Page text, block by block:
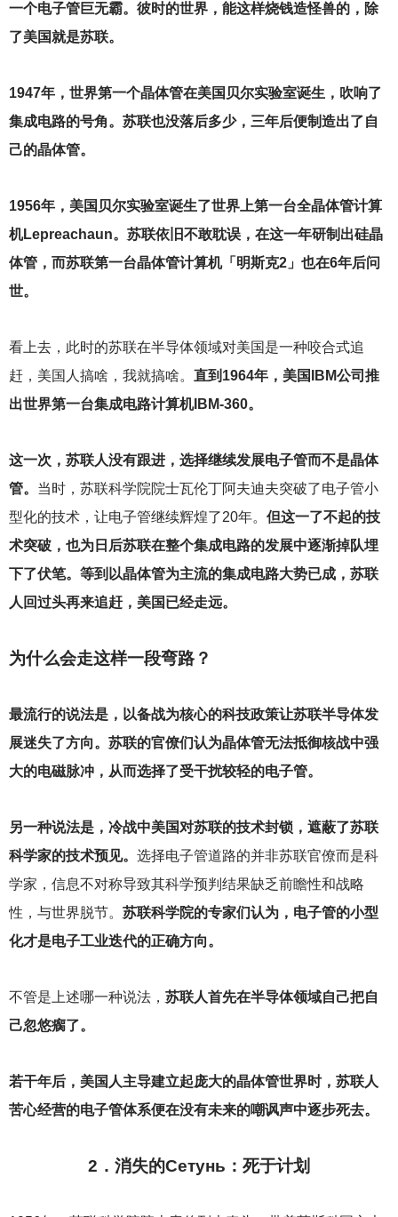
一个电子管巨无霸。彼时的世界，能这样烧钱造怪兽的，除
了美国就是苏联。
1947年，世界第一个晶体管在美国贝尔实验室诞生，吹响了
集成电路的号角。苏联也没落后多少，三年后便制造出了自
己的晶体管。
1956年，美国贝尔实验室诞生了世界上第一台全晶体管计算
机Lepreachaun。苏联依旧不敢耽误，在这一年研制出硅晶
体管，而苏联第一台晶体管计算机「明斯克2」也在6年后问
世。
看上去，此时的苏联在半导体领域对美国是一种咬合式追
赶，美国人搞啥，我就搞啥。 直到1964年，美国IBM公司推
出世界第一台集成电路计算机IBM-360。
这一次，苏联人没有跟进，选择继续发展电子管而不是晶体
管。 当时，苏联科学院院士瓦伦丁阿夫迪夫突破了电子管小
型化的技术，让电子管继续辉煌了20年。 但这一了不起的技
术突破，也为日后苏联在整个集成电路的发展中逐渐掉队埋
下了伏笔。等到以晶体管为主流的集成电路大势已成，苏联
人回过头再来追赶，美国已经走远。
为什么会走这样一段弯路？
最流行的说法是，以备战为核心的科技政策让苏联半导体发
展迷失了方向。苏联的官僚们认为晶体管无法抵御核战中强
大的电磁脉冲，从而选择了受干扰较轻的电子管。
另一种说法是，冷战中美国对苏联的技术封锁，遮蔽了苏联
科学家的技术预见。 选择电子管道路的并非苏联官僚而是科
学家，信息不对称导致其科学预判结果缺乏前瞻性和战略
性，与世界脱节。 苏联科学院的专家们认为，电子管的小型
化才是电子工业迭代的正确方向。
不管是上述哪一种说法， 苏联人首先在半导体领域自己把自
己忽悠瘸了。
若干年后，美国人主导建立起庞大的晶体管世界时，苏联人
苦心经营的电子管体系便在没有未来的嘲讽声中逐步死去。
2 ．消失的Сетунь：死于计划